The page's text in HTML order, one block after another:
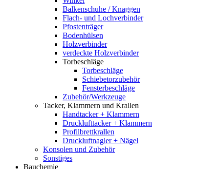
Balkenschuhe / Knaggen
Flach- und Lochverbinder
Pfostenträger
Bodenhülsen
Holzverbinder
verdeckte Holzverbinder
Torbeschläge
Torbeschläge
Schiebetorzubehör
Fensterbeschläge
Zubehör/Werkzeuge
Tacker, Klammern und Krallen
Handtacker + Klammern
Drucklufttacker + Klammern
Profilbrettkrallen
Druckluftnagler + Nägel
Konsolen und Zubehör
Sonstiges
Bauchemie